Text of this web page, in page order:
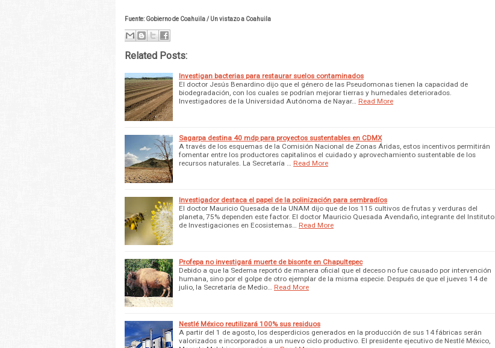
Fuente: Gobierno de Coahuila / Un vistazo a Coahuila
Related Posts:
Investigan bacterias para restaurar suelos contaminados
El doctor Jesús Benardino dijo que el género de las Pseudomonas tienen la capacidad de
biodegradación, con los cuales se podrían mejorar tierras y humedales deteriorados.
Investigadores de la Universidad Autónoma de Nayar…
Read More
Sagarpa destina 40 mdp para proyectos sustentables en CDMX
A través de los esquemas de la Comisión Nacional de Zonas Áridas, estos incentivos permitirán
fomentar entre los productores capitalinos el cuidado y aprovechamiento sustentable de los
recursos naturales. La Secretaría …
Read More
Investigador destaca el papel de la polinización para sembradíos
El doctor Mauricio Quesada de la UNAM dijo que de los 115 cultivos de frutas y verduras del
planeta, 75% dependen este factor. El doctor Mauricio Quesada Avendaño, integrante del Instituto
de Investigaciones en Ecosistemas…
Read More
Profepa no investigará muerte de bisonte en Chapultepec
Debido a que la Sedema reportó de manera oficial que el deceso no fue causado por intervención
humana, sino por el golpe de otro ejemplar de la misma especie. Después de que el jueves 14 de
julio, la Secretaría de Medio…
Read More
Nestlé México reutilizará 100% sus residuos
A partir del 1 de agosto, los desperdicios generados en la producción de sus 14 fábricas serán
valorizados e incorporados a un nuevo ciclo productivo. El presidente ejecutivo de Nestlé México,